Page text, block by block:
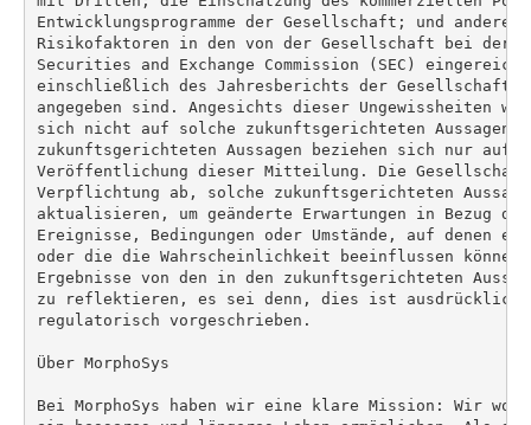
Entwicklungsprogramme der Gesellschaft; und
Risikofaktoren in den von der Gesellschaft bei der
Securities and Exchange Commission (SEC)
einschließlich des Jahresberichts der Gesellschaft
angegeben sind. Angesichts dieser Ungewissheiten
sich nicht auf solche zukunftsgerichteten Aussagen
zukunftsgerichteten Aussagen beziehen sich nur auf
Veröffentlichung dieser Mitteilung. Die
Verpflichtung ab, solche zukunftsgerichteten
aktualisieren, um geänderte Erwartungen in Bezug
Ereignisse, Bedingungen oder Umstände, auf denen
oder die die Wahrscheinlichkeit beeinflussen
Ergebnisse von den in den zukunftsgerichteten
zu reflektieren, es sei denn, dies ist ausdrücklich
regulatorisch vorgeschrieben.
Über MorphoSys
Bei MorphoSys haben wir eine klare Mission: Wir